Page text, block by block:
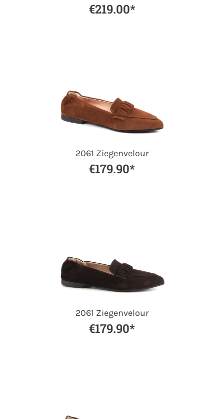
€219.00*
2061 Ziegenvelour
€179.90*
2061 Ziegenvelour
€179.90*